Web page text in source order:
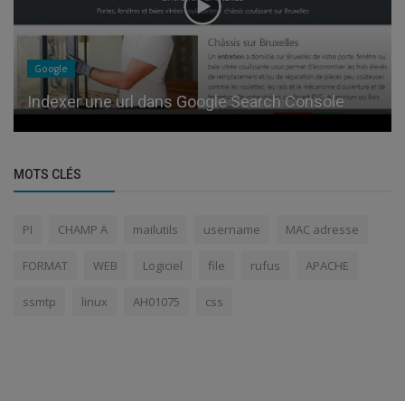
Google
Indexer une url dans Google Search Console
MOTS CLÉS
PI CHAMP A mailutils username MAC adresse
FORMAT WEB Logiciel file rufus APACHE
ssmtp linux AH01075 css